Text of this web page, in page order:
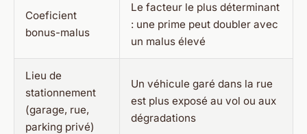
Coeficient
bonus-malus
Le facteur le plus déterminant
: une prime peut doubler avec
un malus élevé
Lieu de
stationnement
(garage, rue,
parking privé)
Un véhicule garé dans la rue
est plus exposé au vol ou aux
dégradations